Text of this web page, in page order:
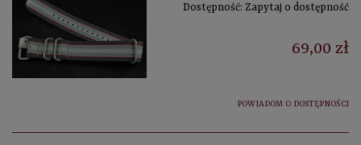
Dostępność: Zapytaj o dostępność
69,00 zł
POWIADOM O DOSTĘPNOŚCI